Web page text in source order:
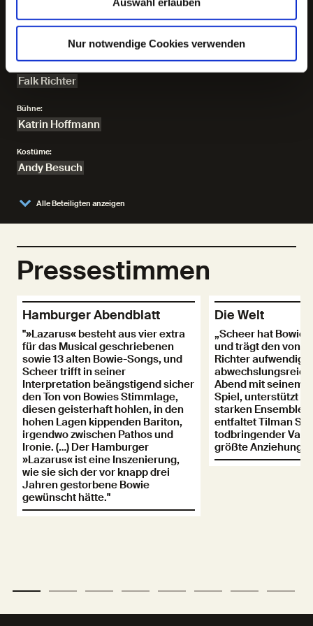
Nur notwendige Cookies verwenden
Clasen, Sonja Beeh, Kay Buchheim, Alain Croubalian,
Stephan Krause, Bernadette La Hengst, Rebecca
Oehms, Samantha Wright
Alle Beteiligten anzeigen
Falk Richter
Bühne:
Katrin Hoffmann
Kostüme:
Andy Besuch
Pressestimmen
Hamburger Abendblatt
"»Lazarus« besteht aus vier extra
für das Musical geschriebenen
sowie 13 alten Bowie-Songs, und
Scheer trifft in seiner
Interpretation beängstigend sicher
den Ton von Bowies Stimmlage,
diesen geisterhaft hohlen, in den
hohen Lagen kippenden Bariton,
irgendwo zwischen Pathos und
Ironie. (…) Der Hamburger
»Lazarus« ist eine Inszenierung,
wie sie sich der vor knapp drei
Jahren gestorbene Bowie
gewünscht hätte."
Die Welt
„Scheer hat Bowie
und trägt den von
Richter aufwendig
Abend mit seinem
Spiel, unterstützt
starken Ensemble.
entfaltet Tilman
todbringender
größte